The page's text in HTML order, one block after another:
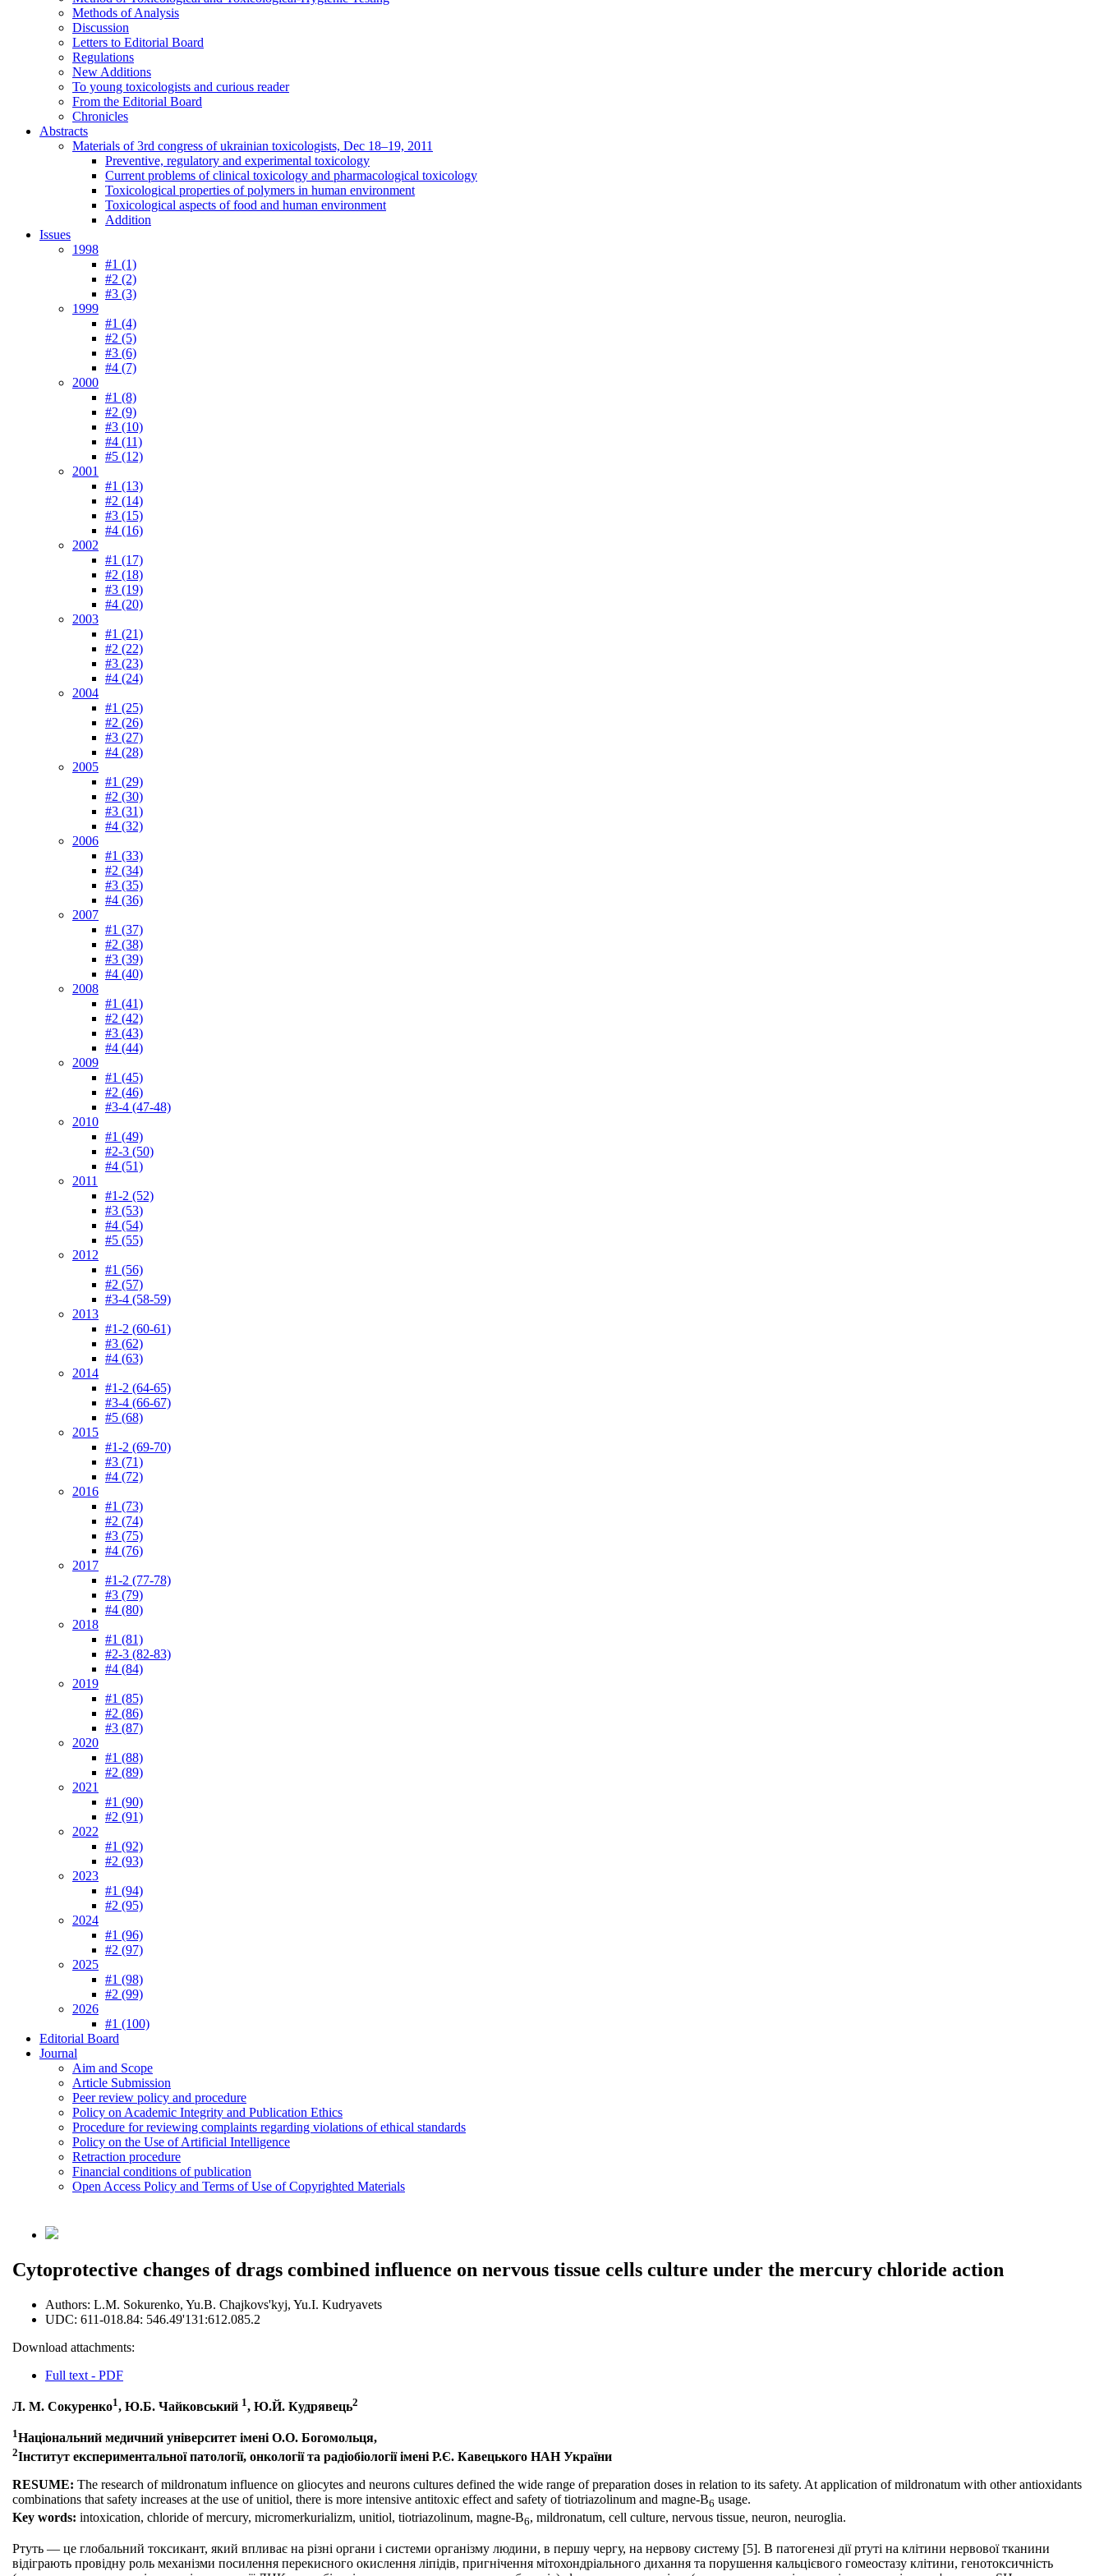
Methods of Analysis
Discussion
Letters to Editorial Board
Regulations
New Additions
To young toxicologists and curious reader
From the Editorial Board
Chronicles
Abstracts
Materials of 3rd congress of ukrainian toxicologists, Dec 18–19, 2011
Preventive, regulatory and experimental toxicology
Current problems of clinical toxicology and pharmacological toxicology
Toxicological properties of polymers in human environment
Toxicological aspects of food and human environment
Addition
Issues
1998
#1 (1)
#2 (2)
#3 (3)
1999
#1 (4)
#2 (5)
#3 (6)
#4 (7)
2000
#1 (8)
#2 (9)
#3 (10)
#4 (11)
#5 (12)
2001
#1 (13)
#2 (14)
#3 (15)
#4 (16)
2002
#1 (17)
#2 (18)
#3 (19)
#4 (20)
2003
#1 (21)
#2 (22)
#3 (23)
#4 (24)
2004
#1 (25)
#2 (26)
#3 (27)
#4 (28)
2005
#1 (29)
#2 (30)
#3 (31)
#4 (32)
2006
#1 (33)
#2 (34)
#3 (35)
#4 (36)
2007
#1 (37)
#2 (38)
#3 (39)
#4 (40)
2008
#1 (41)
#2 (42)
#3 (43)
#4 (44)
2009
#1 (45)
#2 (46)
#3-4 (47-48)
2010
#1 (49)
#2-3 (50)
#4 (51)
2011
#1-2 (52)
#3 (53)
#4 (54)
#5 (55)
2012
#1 (56)
#2 (57)
#3-4 (58-59)
2013
#1-2 (60-61)
#3 (62)
#4 (63)
2014
#1-2 (64-65)
#3-4 (66-67)
#5 (68)
2015
#1-2 (69-70)
#3 (71)
#4 (72)
2016
#1 (73)
#2 (74)
#3 (75)
#4 (76)
2017
#1-2 (77-78)
#3 (79)
#4 (80)
2018
#1 (81)
#2-3 (82-83)
#4 (84)
2019
#1 (85)
#2 (86)
#3 (87)
2020
#1 (88)
#2 (89)
2021
#1 (90)
#2 (91)
2022
#1 (92)
#2 (93)
2023
#1 (94)
#2 (95)
2024
#1 (96)
#2 (97)
2025
#1 (98)
#2 (99)
2026
#1 (100)
Editorial Board
Journal
Aim and Scope
Article Submission
Peer review policy and procedure
Policy on Academic Integrity and Publication Ethics
Procedure for reviewing complaints regarding violations of ethical standards
Policy on the Use of Artificial Intelligence
Retraction procedure
Financial conditions of publication
Open Access Policy and Terms of Use of Copyrighted Materials
Cytoprotective changes of drags combined influence on nervous tissue cells culture under the mercury chloride action
Authors: L.М. Sokurenko, Yu.B. Chajkovs'kyj, Yu.I. Kudryavets
UDC: 611-018.84: 546.49'131:612.085.2
Download attachments:
Full text - PDF
Л. М. Сокуренко1, Ю.Б. Чайковський 1, Ю.Й. Кудрявець2
1Національний медичний університет імені О.О. Богомольця,
2Інститут експериментальної патології, онкології та радіобіології імені Р.Є. Кавецького НАН України
RESUME: The research of mildronatum influence on gliocytes and neurons cultures defined the wide range of preparation doses in relation to its safety. At application of mildronatum with other antioxidants
combinations that safety increases at the use of unitiol, there is more intensive antitoxic effect and safety of tiotriazolinum and magne-B6 usage.
Key words: intoxication, chloride of mercury, micromerkurializm, unitiol, tiotriazolinum, magne-B6, mildronatum, cell culture, nervous tissue, neuron, neuroglia.
Ртуть — це глобальний токсикант, який впливає на різні органи і системи організму людини, в першу чергу, на нервову систему [5]. В патогенезі дії ртуті на клітини нервової тканини
відіграють провідну роль механізми посилення перекисного окислення ліпідів, пригнічення мітохондріального дихання та порушення кальцієвого гомеостазу клітини, генотоксичність